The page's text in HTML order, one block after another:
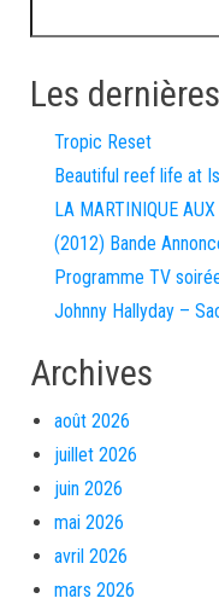
Les
Tropic Reset
Beautiful reef life at
LA MARTINIQUE
(2012) Bande
Programme TV
Johnny Hallyday –
Archives
août 2026
juillet 2026
juin 2026
mai 2026
avril 2026
mars 2026